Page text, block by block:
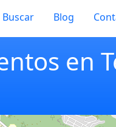
Buscar Blog
en